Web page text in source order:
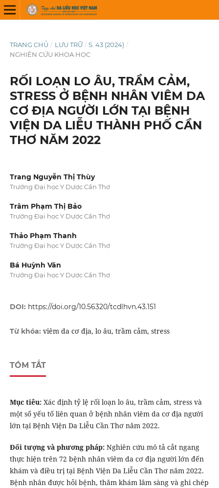
TRANG CHỦ / LƯU TRỮ / S. 43 (2024) /
NGHIÊN CỨU KHOA HỌC
RỐI LOẠN LO ÂU, TRẦM CẢM,
STRESS Ở BỆNH NHÂN VIÊM DA
CƠ ĐỊA NGƯỜI LỚN TẠI BỆNH
VIỆN DA LIỄU THÀNH PHỐ CẦN
THƠ NĂM 2022
Trang Nguyễn Thị Thùy
Trường Đại học Y Dược Cần Thơ
Trâm Phạm Thị Bảo
Trường Đại học Y Dược Cần Thơ
Thảo Phạm Thanh
Trường Đại học Y Dược Cần Thơ
Bá Huỳnh Văn
Trường Đại học Y Dược Cần Thơ
DOI: https://doi.org/10.56320/tcdlhvn.43.151
Từ khóa: viêm da cơ địa, lo âu, trầm cảm, stress
TÓM TẮT
Mục tiêu:Xác định tỷ lệ rối loạn lo âu, trầm cảm, stress và
một số yếu tố liên quan ở bệnh nhân viêm da cơ địa người
lớn tại Bệnh Viện Da Liễu Cần Thơ năm 2022.
Đối tượng và phương pháp:Nghiên cứu mô tả cắt ngang
thực hiện trên 72 bệnh nhân viêm da cơ địa người lớn đến
khám và điều trị tại Bệnh Viện Da Liễu Cần Thơ năm 2022.
Bệnh nhân được hỏi bệnh, thăm khám lâm sàng và ghi chép